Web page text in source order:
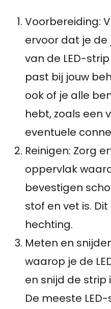
Voorbereiding:
ervoor dat je de
van de LED-
past bij jouw
ook of je alle
hebt, zoals een
eventuele
Reinigen: Zorg
oppervlak
bevestigen
stof en vet is.
hechting.
Meten en
waarop je de
en snijd de
De meeste